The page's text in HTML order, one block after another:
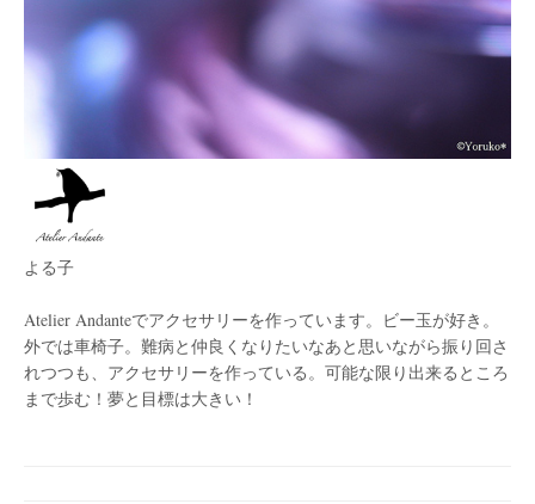
よる子
Atelier Andanteでアクセサリーを作っています。ビー玉が好き。
外では車椅子。難病と仲良くなりたいなあと思いながら振り回さ
れつつも、アクセサリーを作っている。可能な限り出来るところ
まで歩む！夢と目標は大きい！